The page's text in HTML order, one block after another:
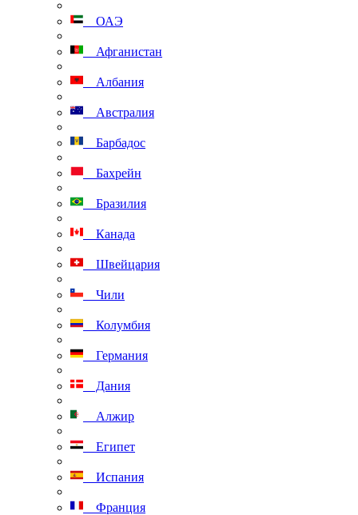
ОАЭ
Афганистан
Албания
Австралия
Барбадос
Бахрейн
Бразилия
Канада
Швейцария
Чили
Колумбия
Германия
Дания
Алжир
Египет
Испания
Франция